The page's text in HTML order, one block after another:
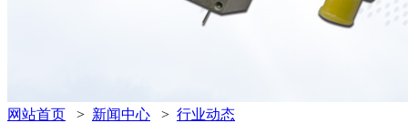
网站首页 > 新闻中心 > 行业动态